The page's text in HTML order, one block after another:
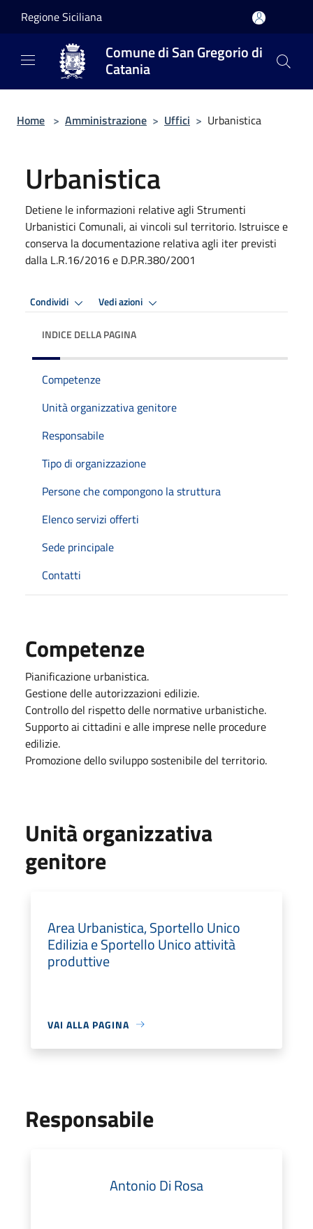
Regione Siciliana
Comune di San Gregorio di
Catania
Home > Amministrazione > Uffici > Urbanistica
Urbanistica
Detiene le informazioni relative agli Strumenti
Urbanistici Comunali, ai vincoli sul territorio. Istruisce e
conserva la documentazione relativa agli iter previsti
dalla L.R.16/2016 e D.P.R.380/2001
Condividi Vedi azioni
INDICE DELLA PAGINA
Competenze
Unità organizzativa genitore
Responsabile
Tipo di organizzazione
Persone che compongono la struttura
Elenco servizi offerti
Sede principale
Contatti
Competenze
Pianificazione urbanistica.
Gestione delle autorizzazioni edilizie.
Controllo del rispetto delle normative urbanistiche.
Supporto ai cittadini e alle imprese nelle procedure
edilizie.
Promozione dello sviluppo sostenibile del territorio.
Unità organizzativa
genitore
Area Urbanistica, Sportello Unico
Edilizia e Sportello Unico attività
produttive
VAI ALLA PAGINA
Responsabile
Antonio Di Rosa